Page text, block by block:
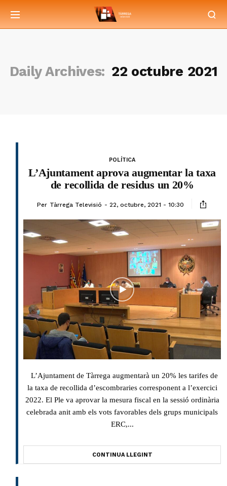
Daily Archives: 22 octubre 2021
POLÍTICA
L’Ajuntament aprova augmentar la taxa
de recollida de residus un 20%
Per Tàrrega Televisió 22, octubre, 2021 - 10:30
L’Ajuntament de Tàrrega augmentarà un 20% les tarifes de
la taxa de recollida d’escombraries corresponent a l’exercici
2022. El Ple va aprovar la mesura fiscal en la sessió ordinària
celebrada anit amb els vots favorables dels grups municipals
ERC,...
CONTINUA LLEGINT